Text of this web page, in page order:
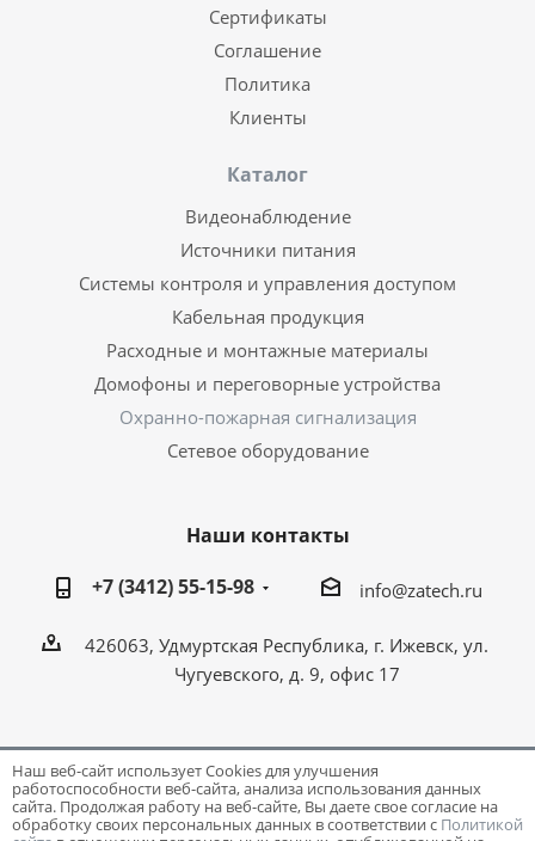
Сертификаты
Соглашение
Политика
Клиенты
Каталог
Видеонаблюдение
Источники питания
Системы контроля и управления доступом
Кабельная продукция
Расходные и монтажные материалы
Домофоны и переговорные устройства
Охранно-пожарная сигнализация
Сетевое оборудование
Наши контакты
+7 (3412) 55-15-98
info@zatech.ru
426063, Удмуртская Республика, г. Ижевск, ул.
Чугуевского, д. 9, офис 17
Разработка и поддержка сайта -Victory
Наш веб-сайт использует Cookies для улучшения
работоспособности веб-сайта, анализа использования данных
сайта. Продолжая работу на веб-сайте, Вы даете свое согласие на
обработку своих персональных данных в соответствии с Политикой